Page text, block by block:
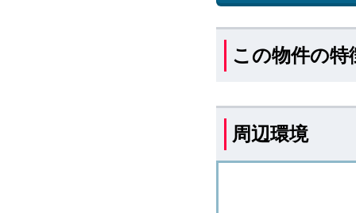
この物件の特
周辺環境